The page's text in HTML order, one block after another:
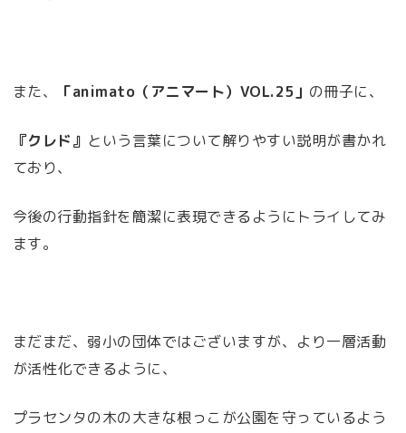
また、 「animato（アニマート）VOL.25」 の冊子に、
『クレド』 という言葉について解りやすい説明が書かれ
ており、
今後の行動指針を簡潔に表現できるようにトライしてみ
ます。
まだまだ、弱小の団体ではございますが、より一層活動
が活性化できるように、
プラセンタの木の大きな根っこが公園を守っているよう